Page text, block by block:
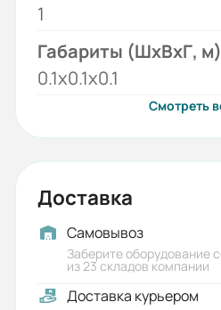
1
Габариты (ШхВхГ,
0.1x0.1x0.1
Смотреть
Доставка
Самовывоз
Заберите оборудование
из 23 складов компании
Доставка курьером